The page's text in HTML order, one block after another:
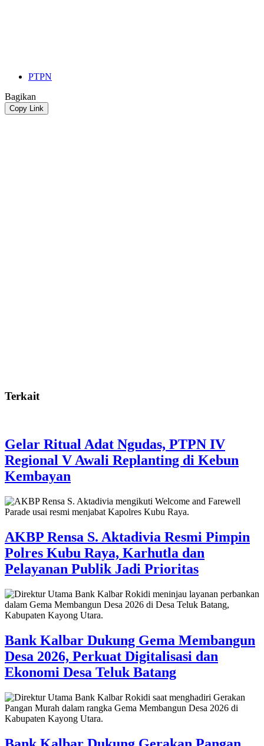
PTPN
Bagikan
Copy Link
Terkait
Gelar Ritual Adat Ngudas, PTPN IV
Regional V Awali Replanting di Kebun
Kembayan
AKBP Rensa S. Aktadivia Resmi Pimpin
Polres Kubu Raya, Karhutla dan
Pelayanan Publik Jadi Prioritas
Bank Kalbar Dukung Gema Membangun
Desa 2026, Perkuat Digitalisasi dan
Ekonomi Desa Teluk Batang